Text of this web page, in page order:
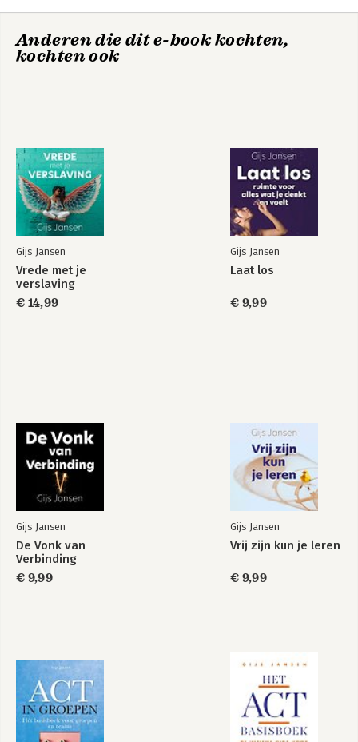
jezelf
Vrij zijn kun je leren
Vrede met je
11 Liefde: de tegenpool van angst
Anderen die dit e-book kochten,
kochten ook
Gijs Jansen
Vrede met je
verslaving
€ 14,99
Gijs Jansen
Laat los
€ 9,99
Gijs Jansen
De Vonk van
Verbinding
€ 9,99
Gijs Jansen
Vrij zijn kun je leren
€ 9,99